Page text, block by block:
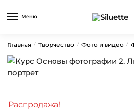
Меню
Главная / Творчество / Фото и видео /
Распродажа!